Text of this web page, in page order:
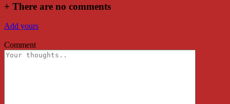
+ There are no comments
Add yours
Comment